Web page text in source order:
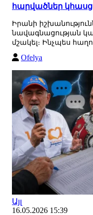
հարվածներ
Իրանի
նավագնացության
մշակել։ Ինչպես
Ofelya
Այլ
16.05.2026 15:39